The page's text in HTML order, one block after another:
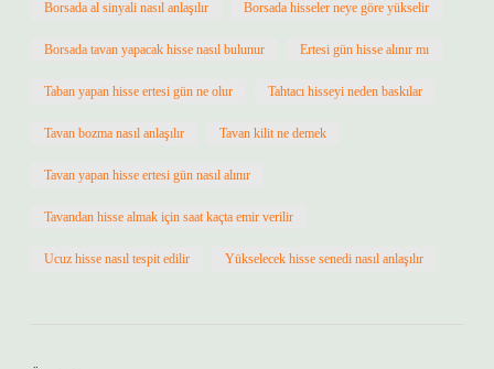
Borsada al sinyali nasıl anlaşılır Borsada hisseler neye göre yükselir
Borsada tavan yapacak hisse nasıl bulunur Ertesi gün hisse alınır mı
Taban yapan hisse ertesi gün ne olur Tahtacı hisseyi neden baskılar
Tavan bozma nasıl anlaşılır Tavan kilit ne demek
Tavan yapan hisse ertesi gün nasıl alınır
Tavandan hisse almak için saat kaçta emir verilir
Ucuz hisse nasıl tespit edilir Yükselecek hisse senedi nasıl anlaşılır